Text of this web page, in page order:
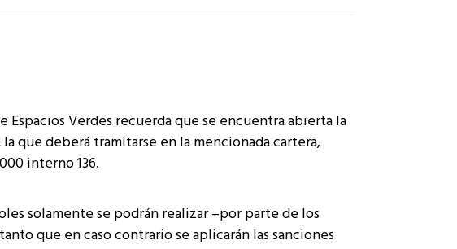
Verdes recuerda que se encuentra abierta la
que deberá tramitarse en la mencionada cartera,
interno 136.
solamente se podrán realizar –por parte de los
que en caso contrario se aplicarán las sanciones